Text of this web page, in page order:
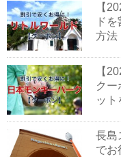
【
ド
方法
【
クー
ット
長島
でお